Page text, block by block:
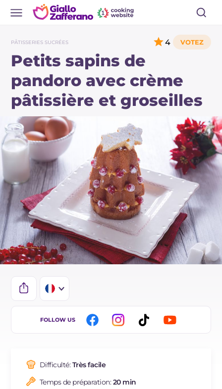
PÂTISSERIES SUCRÉES
Petits sapins de
pandoro avec crème
pâtissière et groseilles
4
IT
ES
BR
FOLLOW US
Difficulté:Très facile
Temps de préparation:20 min